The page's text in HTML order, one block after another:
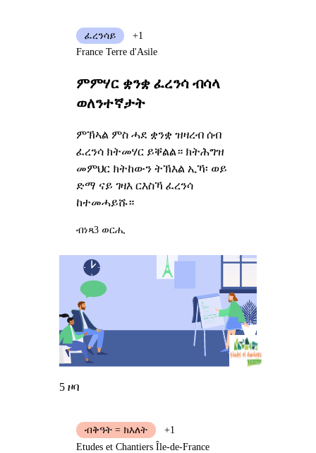
ምምሃር ቋንቋ ፈረንሳ ብሳላ
ወለንተኛታት
ምኽኣል ምስ ሓደ ቋንቋ ዝዛረብ ሰብ
ፈረንሳ ክትመሃር ይቐልል። ክትሕግዝ
መምህር ክትከውን ትኽእል ኢኻ፡ ወይ
ድማ ናይ ገዛእ ርእስኻ ፈረንሳ
ከተመሓይሹ።
ፈረንሳይ
+1
France Terre d'Asile
ብነጻ3 ወርሒ
5 ዞባ
ብቅዓት = ክእለት
+1
Etudes et Chantiers Île-de-France